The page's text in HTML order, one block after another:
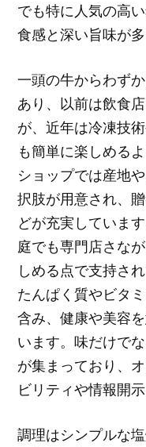
でも特に人気の高
食感と深い旨味が
一頭の牛からわず
あり、以前は飲食
が、近年は冷凍技
も簡単に楽しめる
ショップでは産地
択肢が用意され、
どが充実していま
庭でも専門店さな
しめる点で支持さ
たんぱく質やビタ
含み、健康や美容
います。味だけで
が集まっており、
ビリティや情報開
調理はシンプルな